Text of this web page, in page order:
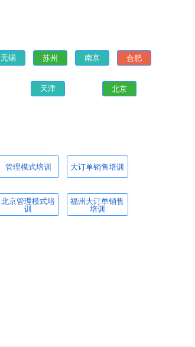
无锡 苏州 南京 合肥
天津 北京
管理模式培训 大订单销售培训
北京管理模式培
训
福州大订单销售
培训